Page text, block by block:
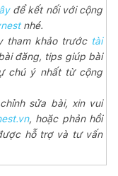
để kết nối với cộng
nhé.
tham khảo trướctài
đăng, tips giúp bài
chú ý nhất từ cộng
sửa bài, xin vui
, hoặc phản hồi
hỗ trợ và tư vấn